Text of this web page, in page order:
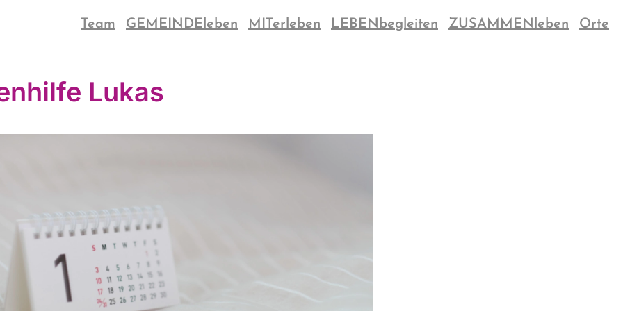
Team GEMEINDEleben MITerleben LEBENbegleiten ZUSAMMENleben Orte
Lukas